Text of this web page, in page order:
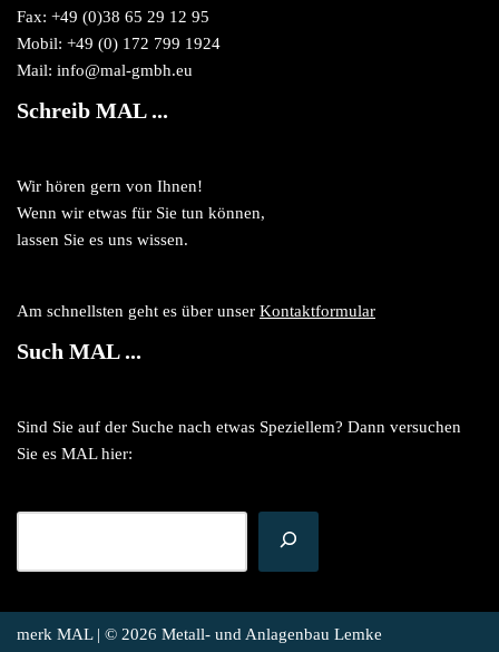
Fax: +49 (0)38 65 29 12 95
Mobil: +49 (0) 172 799 1924
Mail: info@mal-gmbh.eu
Schreib MAL ...
Wir hören gern von Ihnen!
Wenn wir etwas für Sie tun können,
lassen Sie es uns wissen.
Am schnellsten geht es über unser Kontaktformular
Such MAL ...
Sind Sie auf der Suche nach etwas Speziellem? Dann versuchen
Sie es MAL hier:
merk MAL | © 2026 Metall- und Anlagenbau Lemke